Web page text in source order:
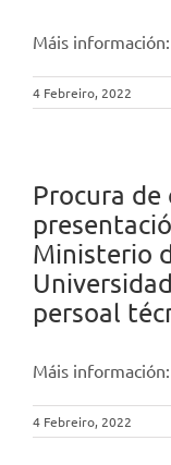
Máis información:
4 Febreiro, 2022
Procura
Ministerio
persoal
Máis información:
4 Febreiro, 2022